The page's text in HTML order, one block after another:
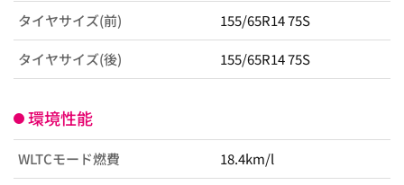
タイヤサイズ(前) 155/65R14 75S
タイヤサイズ(後) 155/65R14 75S
環境性能
WLTCモード燃費 18.4km/l